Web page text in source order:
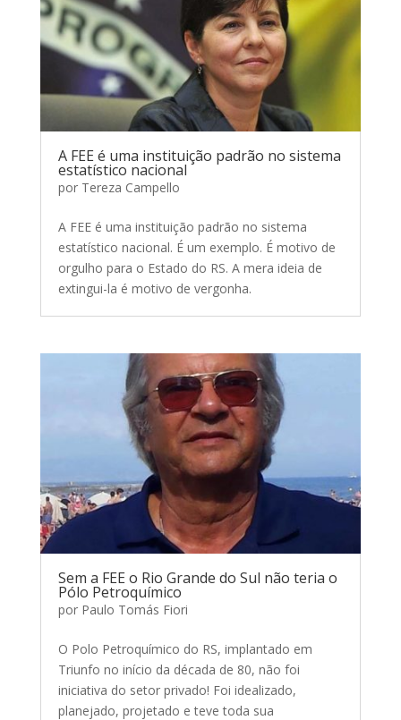
A FEE é uma instituição padrão no sistema
estatístico nacional
por Tereza Campello
A FEE é uma instituição padrão no sistema
estatístico nacional. É um exemplo. É motivo de
orgulho para o Estado do RS. A mera ideia de
extingui-la é motivo de vergonha.
Sem a FEE o Rio Grande do Sul não teria o
Pólo Petroquímico
por Paulo Tomás Fiori
O Polo Petroquímico do RS, implantado em
Triunfo no início da década de 80, não foi
iniciativa do setor privado! Foi idealizado,
planejado, projetado e teve toda sua